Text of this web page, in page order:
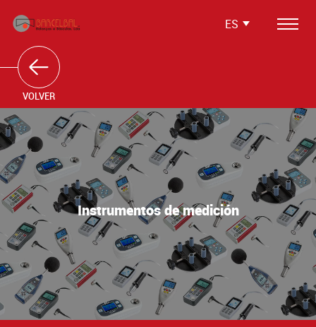
Soluciones Integradas
Servicios
Media
Testimonios
Contactos
Área Reservada
ES
VOLVER
Instrumentos de medición